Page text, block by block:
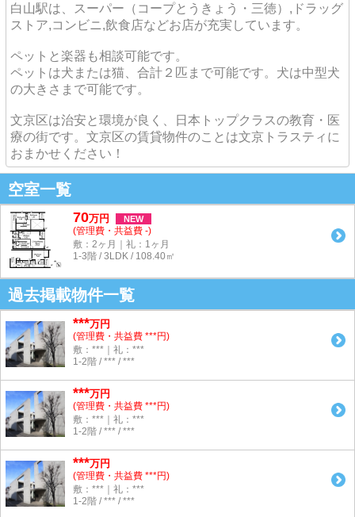
白山駅は、スーパー（コープとうきょう・三徳）,ドラッグ
ストア,コンビニ,飲食店などお店が充実しています。
ペットと楽器も相談可能です。
ペットは犬または猫、合計２匹まで可能です。犬は中型犬
の大きさまで可能です。
文京区は治安と環境が良く、日本トップクラスの教育・医
療の街です。文京区の賃貸物件のことは文京トラスティに
おまかせください！
空室一覧
70万円 NEW
(管理費・共益費 -)
敷：2ヶ月｜礼：1ヶ月
1-3階 / 3LDK / 108.40㎡
過去掲載物件一覧
***万円
(管理費・共益費 ***円)
敷：***｜礼：***
1-2階 / *** / ***
***万円
(管理費・共益費 ***円)
敷：***｜礼：***
1-2階 / *** / ***
***万円
(管理費・共益費 ***円)
敷：***｜礼：***
1-2階 / *** / ***